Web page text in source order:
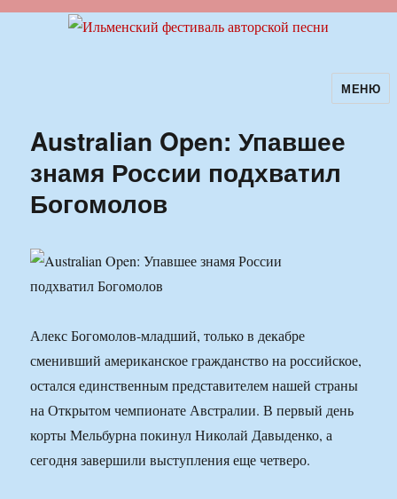
Ильменский фестиваль авторской
песни
МЕНЮ
Australian Open: Упавшее
знамя России подхватил
Богомолов
Алекс Богомолов-младший, только в декабре
сменивший американское гражданство на российское,
остался единственным представителем нашей страны
на Открытом чемпионате Австралии. В первый день
корты Мельбурна покинул Николай Давыденко, а
сегодня завершили выступления еще четверо.